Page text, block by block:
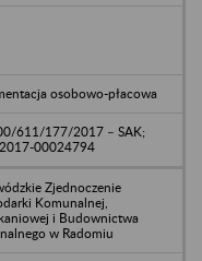
osobowo-płacowa
611/177/2017 – SAK;
00024794
Zjednoczenie
Komunalnej,
i Budownictwa
w Radomiu